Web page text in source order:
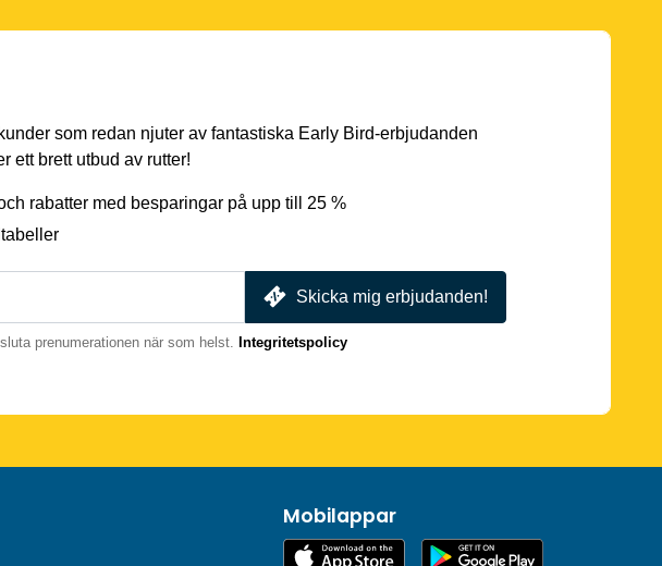
som redan njuter av fantastiska Early Bird-erbjudanden
ett brett utbud av rutter!
rabatter med besparingar på upp till 25 %
Skicka mig erbjudanden!
prenumerationen när som helst. Integritetspolicy
Mobilappar